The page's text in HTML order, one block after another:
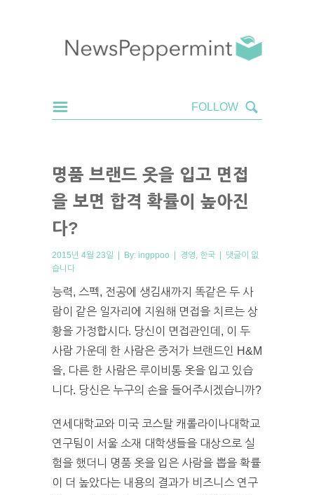
명품 브랜드 옷을 입고 면접
을 보면 합격 확률이 높아진
다?
2015년 4월 23일 | By: ingppoo | 경영 한국 | 댓글이 없
습니다
능력, 스펙, 전공에 생김새까지 똑같은 두 사
람이 같은 일자리에 지원해 면접을 치르는 상
황을 가정합시다. 당신이 면접관인데, 이 두
사람 가운데 한 사람은 중저가 브랜드인 H&M
을, 다른 한 사람은 루이비통 옷을 입고 있습
니다. 당신은 누구의 손을 들어주시겠습니까?
연세대학교와 미국 코스탈 캐롤라이나대학교
연구팀이 서울 소재 대학생들을 대상으로 실
험을 했더니 명품 옷을 입은 사람을 뽑을 확률
이 더 높았다는 내용의 결과가 비즈니스 연구